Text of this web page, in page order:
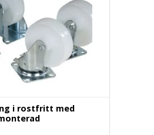
i rostfritt med